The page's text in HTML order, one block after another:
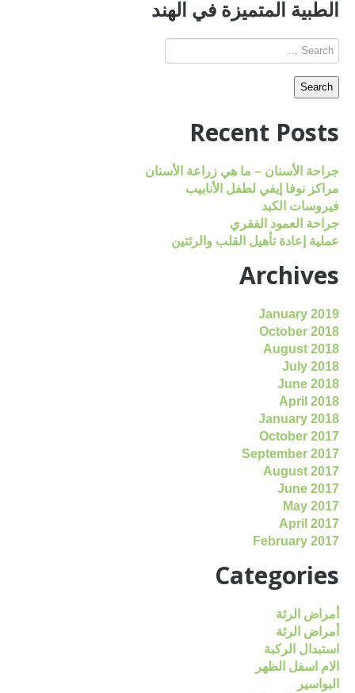
الطبية المتميزة في الهند
Recent Posts
جراحة الأسنان – ما هي زراعة الأسنان
مراكز نوفا إيفي لطفل الأنابيب
فيروسات الكبد
جراحة العمود الفقري
عملية إعادة تأهيل القلب والرئتين
Archives
January 2019
October 2018
August 2018
July 2018
June 2018
April 2018
January 2018
October 2017
September 2017
August 2017
June 2017
May 2017
April 2017
February 2017
Categories
أمراض الرئة
أمراض الرئة
استبدال الركبة
الام اسفل الظهر
البواسير